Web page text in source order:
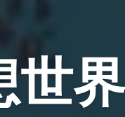
世界